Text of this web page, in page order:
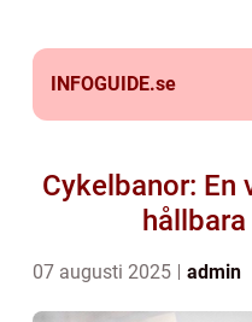
INFOGUIDE.se
Cykelbanor:
07 augusti 2025 admin